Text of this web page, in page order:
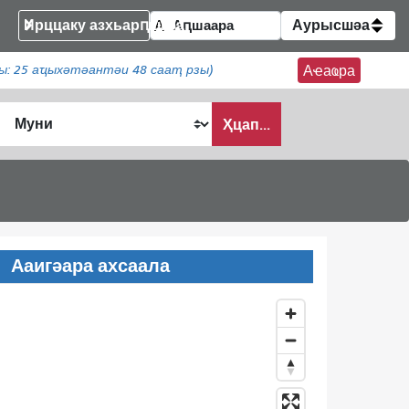
Ирццаку азхьарԥшқәа Аурысшәа
25аҵыхәтәантәи 48 сааҭ рзы) Аҽаҩра
Ҳцап...
Ааигәара ахсаала